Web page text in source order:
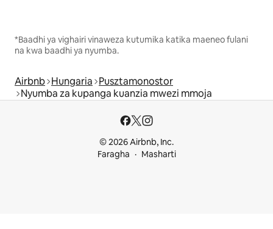
*Baadhi ya vighairi vinaweza kutumika katika maeneo fulani
na kwa baadhi ya nyumba.
Airbnb Hungaria Pusztamonostor
Nyumba za kupanga kuanzia mwezi mmoja
© 2026 Airbnb, Inc.
Faragha
Masharti